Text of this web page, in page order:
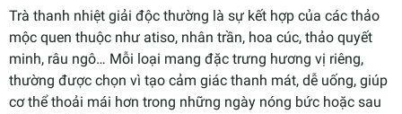
Trà thanh nhiệt giải độc thường là sự kết hợp của các thảo
mộc quen thuộc như atiso, nhân trần, hoa cúc, thảo quyết
minh, râu ngô… Mỗi loại mang đặc trưng hương vị riêng,
thường được chọn vì tạo cảm giác thanh mát, dễ uống, giúp
cơ thể thoải mái hơn trong những ngày nóng bức hoặc sau